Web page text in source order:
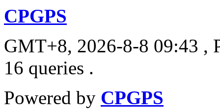
CPGPS
GMT+8, 2026-8-8 09:43 ,
16 queries .
Powered by CPGPS